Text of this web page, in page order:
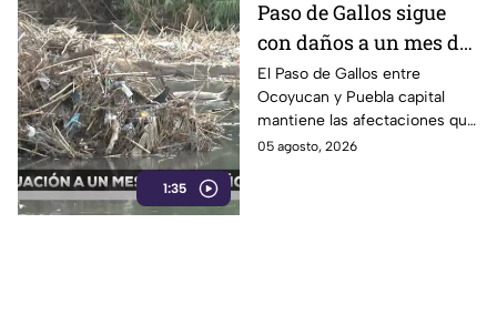
1:35
Paso de Gallos sigue
con daños a un mes de
afectaciones por
lluvias
El Paso de Gallos entre
Ocoyucan y Puebla capital
mantiene las afectaciones que
dejó el aumento del nivel del
05 agosto, 2026